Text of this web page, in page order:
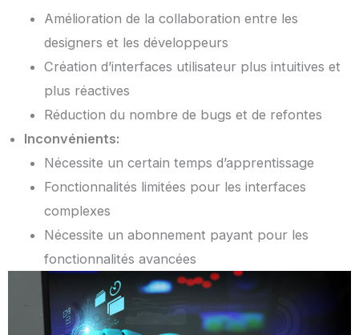
Amélioration de la collaboration entre les
designers et les développeurs
Création d’interfaces utilisateur plus intuitives et
plus réactives
Réduction du nombre de bugs et de refontes
Inconvénients:
Nécessite un certain temps d’apprentissage
Fonctionnalités limitées pour les interfaces
complexes
Nécessite un abonnement payant pour les
fonctionnalités avancées